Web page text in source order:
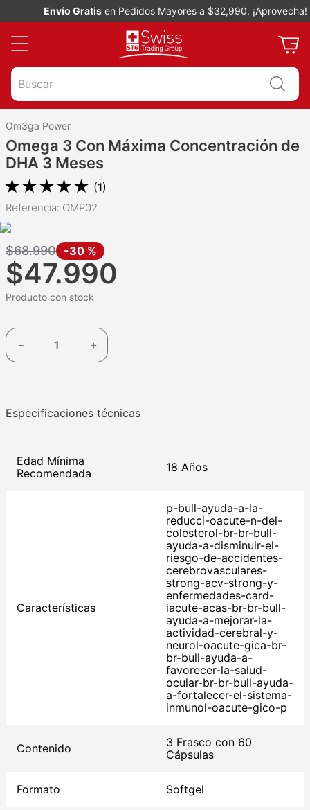
Envío Gratisen Pedidos Mayores a $32,990. ¡Aprovecha!
Buscar
Om3ga Power
Omega 3 Con Máxima Concentración de
DHA 3 Meses
★★★★★ (1)
Referencia: OMP02
$68.990 -30 %
$47.990
Producto con stock
＋
－
Especificaciones técnicas
Edad Mínima
Recomendada
18 Años
Características
p-bull-ayuda-a-la-
reducci-oacute-n-del-
colesterol-br-br-bull-
ayuda-a-disminuir-el-
riesgo-de-accidentes-
cerebrovasculares-
strong-acv-strong-y-
enfermedades-card-
iacute-acas-br-br-bull-
ayuda-a-mejorar-la-
actividad-cerebral-y-
neurol-oacute-gica-br-
br-bull-ayuda-a-
favorecer-la-salud-
ocular-br-br-bull-ayuda-
a-fortalecer-el-sistema-
inmunol-oacute-gico-p
Contenido
3 Frasco con 60
Cápsulas
Formato Softgel